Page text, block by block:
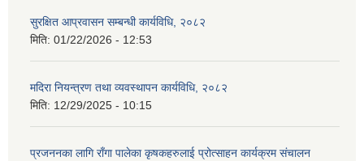
सुरक्षित आप्रवासन सम्बन्धी कार्यविधि, २०८२
मिति: 01/22/2026 - 12:53
मदिरा नियन्त्रण तथा व्यवस्थापन कार्यविधि, २०८२
मिति: 12/29/2025 - 10:15
प्रजननका लागि राँगा पालेका कृषकहरुलाई प्रोत्साहन कार्यक्रम संचालन